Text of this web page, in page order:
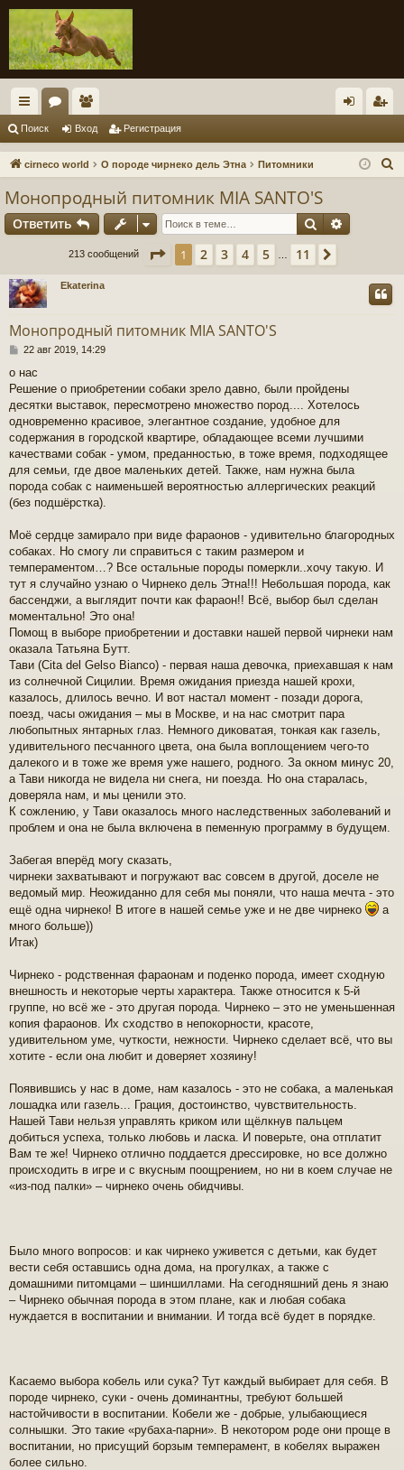
с
ы ум
ол
ьз
ат
ел
д ис
Поиск Вход Регистрация
cirneco world О породе чирнеко дель Этна Питомники
Монопродный питомник MIA SANTO'S
Ответить Поиск
213 сообщений Страница из 11
1 2 3 4 5 11
Ekaterina
Монопродный питомник MIA SANTO'S
С
о
б
щ
н
и
е
22 авг 2019, 14:29
о нас
Решение о приобретении собаки зрело давно, были пройдены
десятки выставок, пересмотрено множество пород.... Хотелось
одновременно красивое, элегантное создание, удобное для
содержания в городской квартире, обладающее всеми лучшими
качествами собак - умом, преданностью, в тоже время, подходящее
для семьи, где двое маленьких детей. Также, нам нужна была
порода собак с наименьшей вероятностью аллергических реакций
(без подшёрстка).
Моё сердце замирало при виде фараонов - удивительно благородных
собаках. Но смогу ли справиться с таким размером и
темпераментом…? Все остальные породы померкли..хочу такую. И
тут я случайно узнаю о Чирнеко дель Этна!!! Небольшая порода, как
бассенджи, а выглядит почти как фараон!! Всё, выбор был сделан
моментально! Это она!
Помощ в выборе приобретении и доставки нашей первой чирнеки нам
оказала Татьяна Бутт.
Тави (Cita del Gelso Bianco) - первая наша девочка, приехавшая к нам
из солнечной Сицилии. Время ожидания приезда нашей крохи,
казалось, длилось вечно. И вот настал момент - позади дорога,
поезд, часы ожидания – мы в Москве, и на нас смотрит пара
любопытных янтарных глаз. Немного диковатая, тонкая как газель,
удивительного песчанного цвета, она была воплощением чего-то
далекого и в тоже же время уже нашего, родного. За окном минус 20,
а Тави никогда не видела ни снега, ни поезда. Но она старалась,
доверяла нам, и мы ценили это.
К сожлению, у Тави оказалось много наследственных заболеваний и
проблем и она не была включена в пеменную программу в будущем.
Забегая вперёд могу сказать,
чирнеки захватывают и погружают вас совсем в другой, доселе не
ведомый мир. Неожиданно для себя мы поняли, что наша мечта - это
ещё одна чирнеко! В итоге в нашей семье уже и не две чирнеко
а
много больше))
Итак)
Чирнеко - родственная фараонам и поденко порода, имеет сходную
внешность и некоторые черты характера. Также относится к 5-й
группе, но всё же - это другая порода. Чирнеко – это не уменьшенная
копия фараонов. Их сходство в непокорности, красоте,
удивительном уме, чуткости, нежности. Чирнеко сделает всё, что вы
хотите - если она любит и доверяет хозяину!
Появившись у нас в доме, нам казалось - это не собака, а маленькая
лошадка или газель... Грация, достоинство, чувствительность.
Нашей Тави нельзя управлять криком или щёлкнув пальцем
добиться успеха, только любовь и ласка. И поверьте, она отплатит
Вам те же! Чирнеко отлично поддается дрессировке, но все должно
происходить в игре и с вкусным поощрением, но ни в коем случае не
«из-под палки» – чирнеко очень обидчивы.
Было много вопросов: и как чирнеко уживется с детьми, как будет
вести себя оставшись одна дома, на прогулках, а также с
домашними питомцами – шиншиллами. На сегодняшний день я знаю
– Чирнеко обычная порода в этом плане, как и любая собака
нуждается в воспитании и внимании. И тогда всё будет в порядке.
Касаемо выбора кобель или сука? Тут каждый выбирает для себя. В
породе чирнеко, суки - очень доминантны, требуют большей
настойчивости в воспитании. Кобели же - добрые, улыбающиеся
солнышки. Это такие «рубаха-парни». В некотором роде они проще в
воспитании, но присущий борзым темперамент, в кобелях выражен
более сильно.